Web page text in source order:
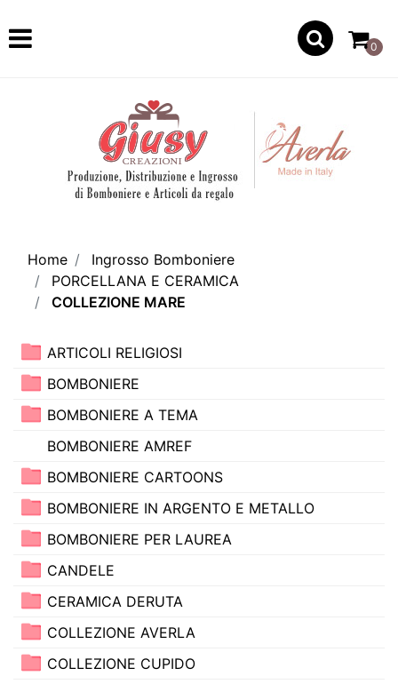
Open
0
Home
Ingrosso Bomboniere
PORCELLANA E CERAMICA
COLLEZIONE MARE
ARTICOLI RELIGIOSI
BOMBONIERE
BOMBONIERE A TEMA
BOMBONIERE AMREF
BOMBONIERE CARTOONS
BOMBONIERE IN ARGENTO E METALLO
BOMBONIERE PER LAUREA
CANDELE
CERAMICA DERUTA
COLLEZIONE AVERLA
COLLEZIONE CUPIDO